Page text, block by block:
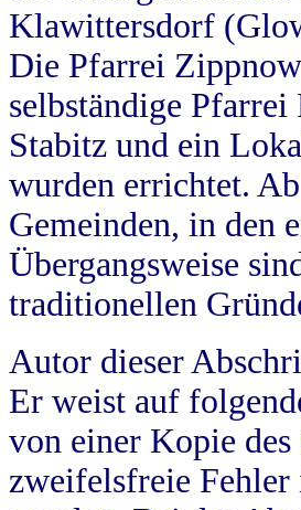
Klawittersdorf
Die Pfarrei
selbständige
Stabitz und ein
wurden errichtet.
Gemeinden, in den
Übergangsweise
traditionellen
Autor dieser
Er weist auf
von einer Kopie
zweifelsfreie